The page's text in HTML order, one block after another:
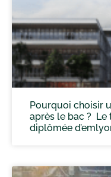
Pourquoi choisir
après le bac ? Le
diplômée